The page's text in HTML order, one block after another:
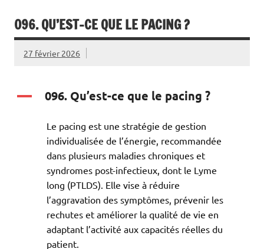
096. QU’EST-CE QUE LE PACING ?
27 février 2026
A 096. Qu’est-ce que le pacing ?
Le pacing est une stratégie de gestion
individualisée de l’énergie, recommandée
dans plusieurs maladies chroniques et
syndromes post-infectieux, dont le Lyme
long (PTLDS). Elle vise à réduire
l’aggravation des symptômes, prévenir les
rechutes et améliorer la qualité de vie en
adaptant l’activité aux capacités réelles du
patient.